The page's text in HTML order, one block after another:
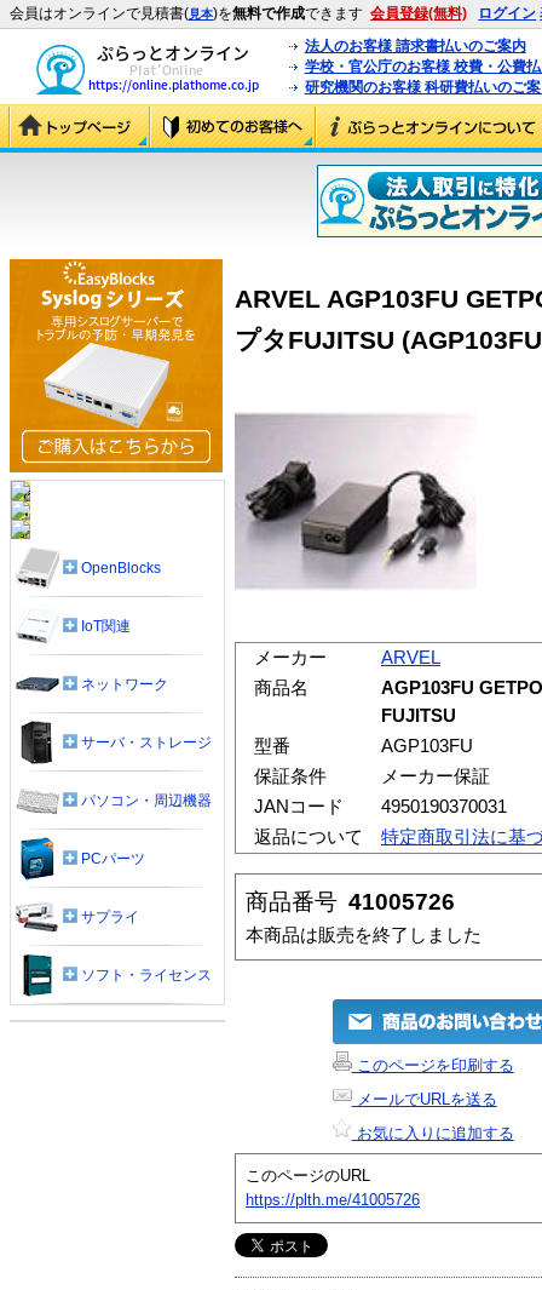
会員はオンラインで見積書(見本)を無料で作成できます 会員登録(無料) ログイン
法人のお客様 請求書払いのご案内
学校・官公庁のお客様 校費・公費
研究機関のお客様 科研費払いのご
ARVEL AGP103FU
プタFUJITSU
メーカー
ARVEL
商品名
AGP103FU
FUJITSU
型番
AGP103FU
保証条件
メーカー保証
JANコード
4950190370031
返品について
特定商取引法に基
商品番号 41005726
本商品は販売を終了しました
このページを印刷する
メールでURLを送る
お気に入りに追加する
このページのURL
https://plth.me/41005726
OpenBlocks
IoT関連
ネットワーク
サーバ・ストレージ
パソコン・周辺機器
PCパーツ
サプライ
ソフト・ライセンス